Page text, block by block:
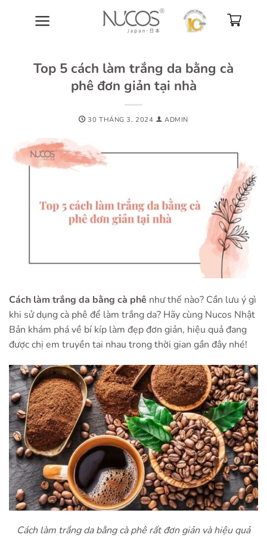
Top 5 cách làm trắng da bằng cà
phê đơn giản tại nhà
30 THÁNG 3, 2024 ADMIN
Cách làm trắng da bằng cà phê như thế nào? Cần lưu ý gì
khi sử dụng cà phê để làm trắng da? Hãy cùng Nucos Nhật
Bản khám phá về bí kíp làm đẹp đơn giản, hiệu quả đang
được chị em truyền tai nhau trong thời gian gần đây nhé!
Cách làm trắng da bằng cà phê rất đơn giản và hiệu quả